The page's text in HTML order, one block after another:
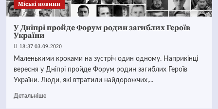
Mіські новини
У Дніпрі пройде Форум родин загиблих Героїв
України
18:37 03.09.2020
Маленькими кроками на зустріч один одному. Наприкінці
вересня у Дніпрі пройде Форум родин загиблих Героїв
України. Люди, які втратили найдорожчих,...
Детальніше